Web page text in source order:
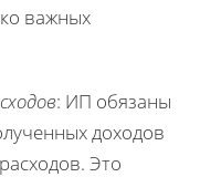
важных
: ИП обязаны
доходов
Это